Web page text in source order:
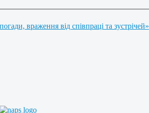
враження від співпраці та зустрічей»